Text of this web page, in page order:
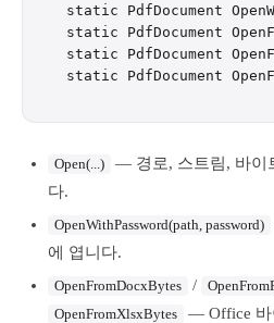
static PdfDocument
static PdfDocument
static PdfDocument
Open(...)
— 경로, 스트림, 바이
다.
OpenWithPassword(path, password)
에 엽니다.
OpenFromDocxBytes /
OpenFromXlsxBytes
— Office 바